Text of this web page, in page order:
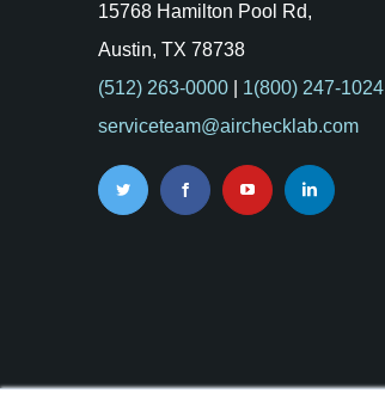
15768 Hamilton Pool Rd,
Austin, TX 78738
(512) 263-0000| 1(800) 247-1024
serviceteam@airchecklab.com